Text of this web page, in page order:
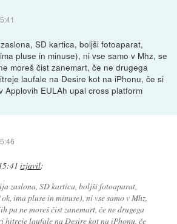
SD kartica, boljši fotoaparat,
pluse in minuse), ni vse samo v Mhz, se
moreš čist zanemart, če ne drugega
laufale na Desire kot na iPhonu, če si
Applovih EULAh upal cross platform
izjavil:
zaslona, SD kartica, boljši fotoaparat,
ima pluse in minuse), ni vse samo v Mhz,
pa ne moreš čist zanemart, če ne drugega
hitreje laufale na Desire kot na iPhonu, če